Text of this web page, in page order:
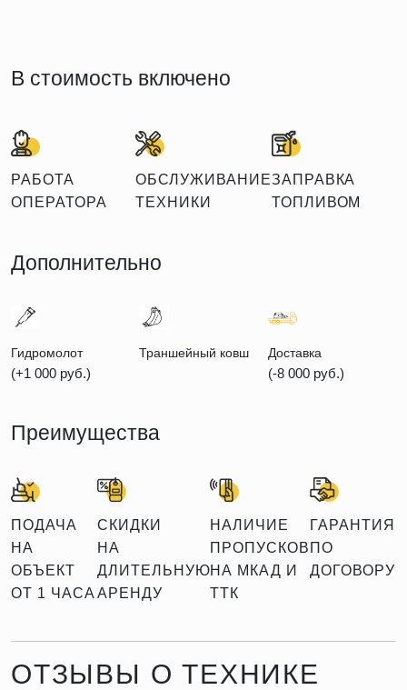
В стоимость включено
РАБОТА
ОПЕРАТОРА
ОБСЛУЖИВАНИЕ
ТЕХНИКИ
ЗАПРАВКА
ТОПЛИВОМ
Дополнительно
Гидромолот
(+1 000 руб.)
Траншейный ковш Доставка
(-8 000 руб.)
Преимущества
ПОДАЧА
НА
ОБЪЕКТ
ОТ 1 ЧАСА
СКИДКИ
НА
ДЛИТЕЛЬНУЮ
АРЕНДУ
НАЛИЧИЕ
ПРОПУСКОВ
НА МКАД И
ТТК
ГАРАНТИЯ
ПО
ДОГОВОРУ
ОТЗЫВЫ О ТЕХНИКЕ